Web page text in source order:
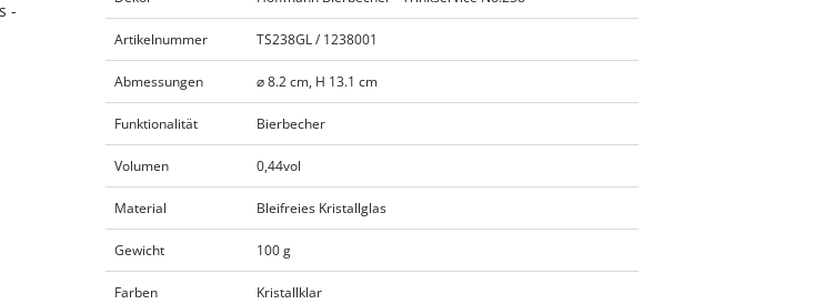
-
Artikelnummer TS238GL / 1238001
Abmessungen ⌀ 8.2 cm, H 13.1 cm
Funktionalität Bierbecher
Volumen 0,44vol
Material Bleifreies Kristallglas
Gewicht 100 g
Farben Kristallklar